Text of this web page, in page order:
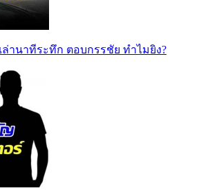
ล่านาทีระทึก ตอบกรรชัย ทำไมยิง?